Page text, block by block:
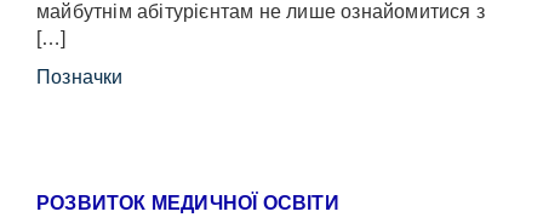
майбутнім абітурієнтам не лише ознайомитися з
[…]
Позначки
РОЗВИТОК МЕДИЧНОЇ ОСВІТИ